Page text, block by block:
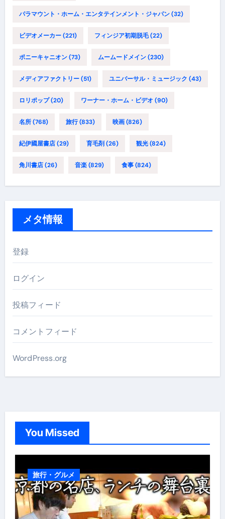
パラマウント・ホーム・エンタテインメント・ジャパン(32)
ビデオメーカー(221) フィンジア初期脱毛(22)
ポニーキャニオン(73) ムームードメイン(230)
メディアファクトリー(51) ユニバーサル・ミュージック (43)
ロリポップ(20) ワーナー・ホーム・ビデオ (90)
名所(768) 旅行(833) 映画(826)
紀伊國屋書店(29) 育毛剤 (26) 観光(824)
角川書店(26) 音楽(829) 食事(824)
メタ情報
登録
ログイン
投稿フィード
コメントフィード
WordPress.org
You Missed
旅行・グルメ